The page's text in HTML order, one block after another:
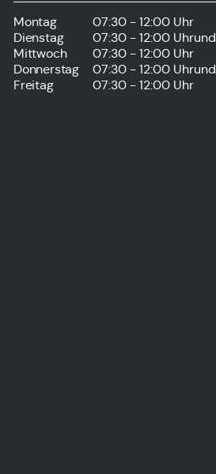
Montag
07:30 - 12:00 Uhr
Dienstag
07:30 - 12:00 Uhrund
Mittwoch
07:30 - 12:00 Uhr
Donnerstag
07:30 - 12:00 Uhrund
Freitag
07:30 - 12:00 Uhr